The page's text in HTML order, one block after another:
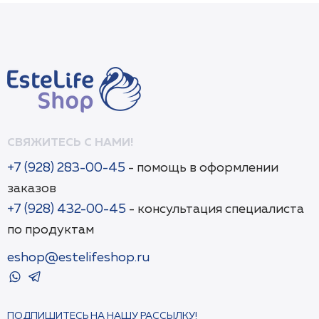
СВЯЖИТЕСЬ С НАМИ!
+7 (928) 283-00-45 - помощь в оформлении
заказов
+7 (928) 432-00-45 - консультация специалиста
по продуктам
eshop@estelifeshop.ru
ПОДПИШИТЕСЬ НА НАШУ РАССЫЛКУ!